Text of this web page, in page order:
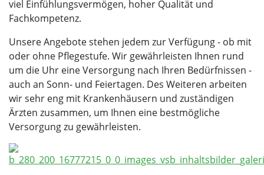
viel Einfühlungsvermögen, hoher Qualität und
Fachkompetenz.
Unsere Angebote stehen jedem zur Verfügung - ob mit
oder ohne Pflegestufe. Wir gewährleisten Ihnen rund
um die Uhr eine Versorgung nach Ihren Bedürfnissen -
auch an Sonn- und Feiertagen. Des Weiteren arbeiten
wir sehr eng mit Krankenhäusern und zuständigen
Ärzten zusammen, um Ihnen eine bestmögliche
Versorgung zu gewährleisten.